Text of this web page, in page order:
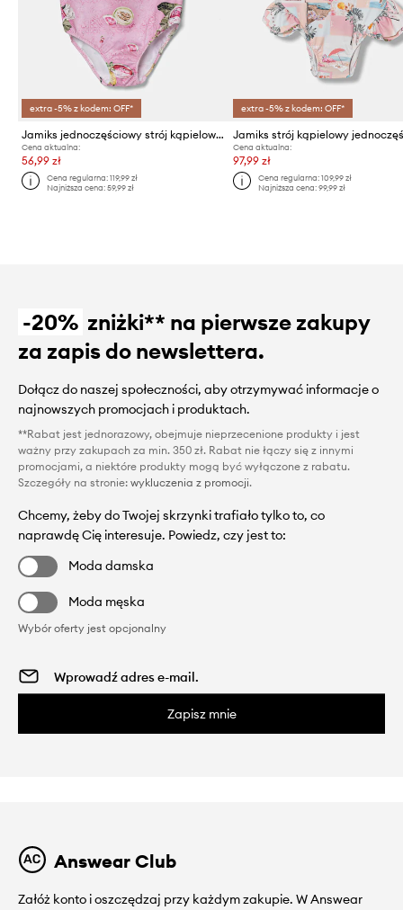
extra -5% z kodem: OFF*
Jamiks jednoczęściowy strój kąpielowy dziecięcy AYTONA
Cena aktualna:
56,99 zł
Cena regularna:119,99 zł
Najniższa cena:59,99 zł
extra -5% z kodem: OFF*
Cena aktualna:
97,99 zł
Cena regularna: 109,99 zł
Najniższa cena: 99,99 zł
-20% zniżki** na pierwsze zakupy
za zapis do newslettera.
Dołącz do naszej społeczności, aby otrzymywać informacje o
najnowszych promocjach i produktach.
**Rabat jest jednorazowy, obejmuje nieprzecenione produkty i jest
ważny przy zakupach za min. 350 zł. Rabat nie łączy się z innymi
promocjami, a niektóre produkty mogą być wyłączone z rabatu.
Szczegóły na stronie: wykluczenia z promocji.
Chcemy, żeby do Twojej skrzynki trafiało tylko to, co
naprawdę Cię interesuje. Powiedz, czy jest to:
Moda damska
Moda męska
Wybór oferty jest opcjonalny
Zapisz mnie
Answear Club
Załóż konto i oszczędzaj przy każdym zakupie. W Answear